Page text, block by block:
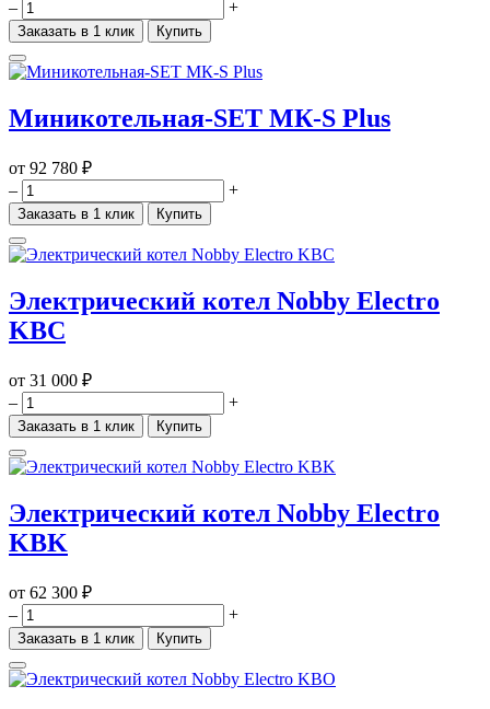
– +
Заказать в 1 клик Купить
Миникотельная-SET МК-S Plus
от 92 780 ₽
–
+
Заказать в 1 клик Купить
Электрический котел Nobby Electro
KBC
от 31 000 ₽
–
+
Заказать в 1 клик Купить
Электрический котел Nobby Electro
KBK
от 62 300 ₽
–
+
Заказать в 1 клик Купить